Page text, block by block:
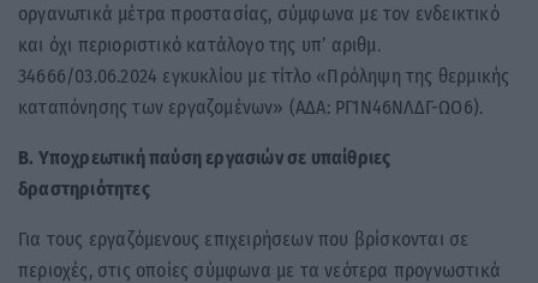
οργανωτικά μέτρα προστασίας, σύμφωνα με τον ενδεικτικό
και όχι περιοριστικό κατάλογο της υπ’ αριθμ.
34666/03.06.2024 εγκυκλίου με τίτλο «Πρόληψη της θερμικής
καταπόνησης των εργαζομένων» (ΑΔΑ: ΡΓ1Ν46ΝΛΔΓ-ΩΟ6).
Β. Υποχρεωτική παύση εργασιών σε υπαίθριες
δραστηριότητες
Για τους εργαζόμενους επιχειρήσεων που βρίσκονται σε
περιοχές, στις οποίες σύμφωνα με τα νεότερα προγνωστικά